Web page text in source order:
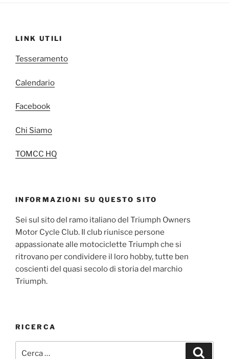
LINK UTILI
Tesseramento
Calendario
Facebook
Chi Siamo
TOMCC HQ
INFORMAZIONI SU QUESTO SITO
Sei sul sito del ramo italiano del Triumph Owners
Motor Cycle Club. Il club riunisce persone
appassionate alle motociclette Triumph che si
ritrovano per condividere il loro hobby, tutte ben
coscienti del quasi secolo di storia del marchio
Triumph.
RICERCA